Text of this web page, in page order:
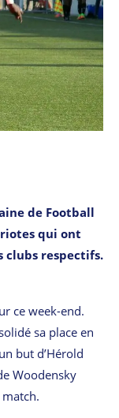
de Football
qui ont
clubs respectifs.
ce week-end.
sa place en
but d’Hérold
Woodensky